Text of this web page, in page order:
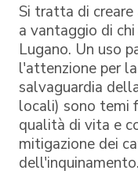
Si tratta di
a vantaggio di
Lugano. Un uso
l'attenzione per
salvaguardia
locali) sono temi
qualità di vita e
mitigazione dei
dell'inquinamento.